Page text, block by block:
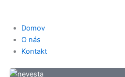
Domov
O nás
Kontakt